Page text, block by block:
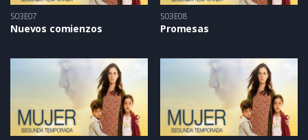
S03E07
Nuevos comienzos
S03E08
Promesas